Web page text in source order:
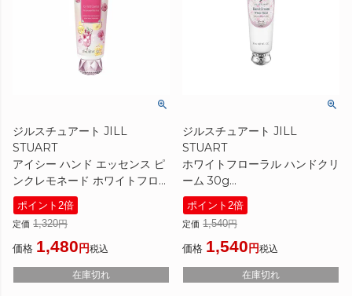
ジルスチュアート JILL
STUART
アイシー ハンド エッセンス ピ
ンクレモネード ホワイトフロー
ラル 30g
[ ハンドクリーム ] ☆新入荷11
ポイント2倍
定価 1,320
価格 1,480 税込
在庫切れ
ジルスチュアート JILL
STUART
ホワイトフローラル ハンドクリ
ーム 30g
[ ハンドクリーム ]
ポイント2倍
定価 1,540
価格 1,540 税込
在庫切れ